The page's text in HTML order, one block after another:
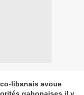
libanais avoue